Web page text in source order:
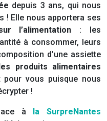
depuis 3 ans, qui nous
! Elle nous apportera ses
l’alimentation : les
à consommer, leurs
d’une assiette
produits alimentaires
pour vous puisque nous
!
à
la SurpreNantes